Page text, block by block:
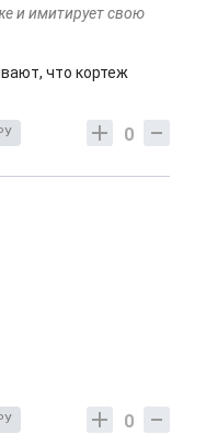
и имитирует свою
что кортеж
0
0